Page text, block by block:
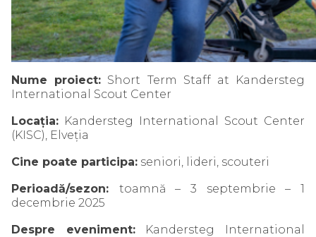
Nume proiect: Short Term Staff at Kandersteg
International Scout Center
Locația: Kandersteg International Scout Center
(KISC), Elveția
Cine poate participa: seniori, lideri, scouteri
Perioadă/sezon: toamnă – 3 septembrie – 1
decembrie 2025
Despre eveniment:Kandersteg International